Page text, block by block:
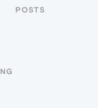
POSTS